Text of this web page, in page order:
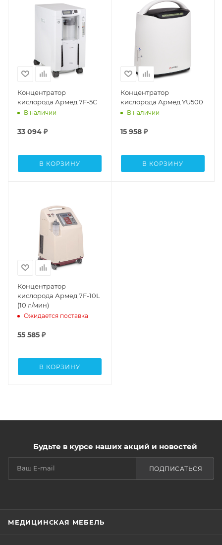
Концентратор
кислорода Армед 7F-5C
В наличии
33 094 ₽
В КОРЗИНУ
Концентратор
кислорода Армед YU500
В наличии
15 958 ₽
В КОРЗИНУ
Концентратор
кислорода Армед 7F-10L
(10 л/мин)
Ожидается поставка
55 585 ₽
В КОРЗИНУ
Будьте в курсе наших акций и новостей
ПОДПИСАТЬСЯ
МЕДИЦИНСКАЯ МЕБЕЛЬ